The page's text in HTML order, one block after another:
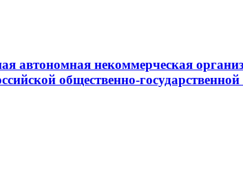
автономная некоммерческая
общественно-